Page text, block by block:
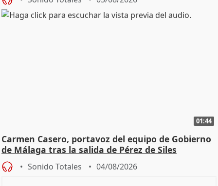
01:44
Carmen Casero, portavoz del equipo de Gobierno
de Málaga tras la salida de Pérez de Siles
Sonido Totales 04/08/2026